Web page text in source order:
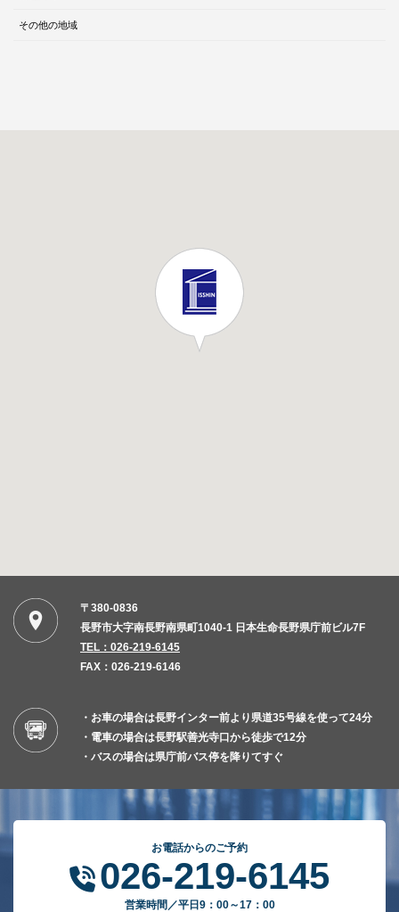
その他の地域
〒380-0836
長野市大字南長野南県町1040-1 日本生命長野県庁前ビル7F
TEL：026-219-6145
FAX：026-219-6146
・お車の場合は長野インター前より県道35号線を使って24分
・電車の場合は長野駅善光寺口から徒歩で12分
・バスの場合は県庁前バス停を降りてすぐ
お電話からのご予約
026-219-6145
営業時間／平日9：00～17：00